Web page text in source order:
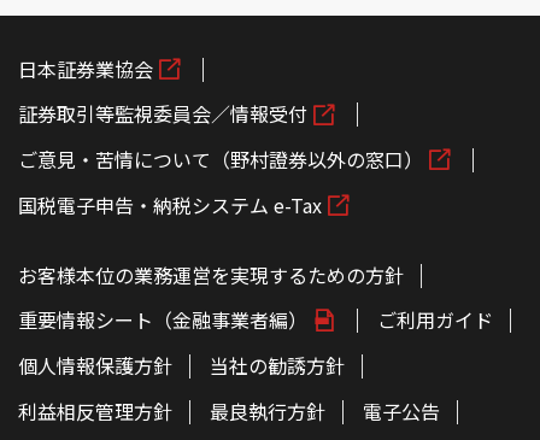
日本証券業協会
証券取引等監視委員会／情報受付
ご意見・苦情について（野村證券以外の窓口）
国税電子申告・納税システム e-Tax
お客様本位の業務運営を実現するための方針
重要情報シート（金融事業者編）
ご利用ガイド
個人情報保護方針
当社の勧誘方針
利益相反管理方針
最良執行方針
電子公告